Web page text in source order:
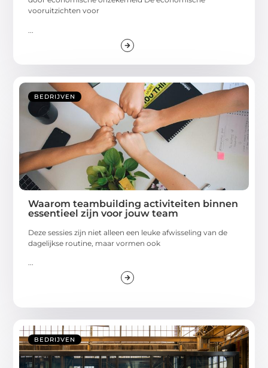
vooruitzichten voor
BEDRIJVEN
Waarom teambuilding activiteiten binnen
essentieel zijn voor jouw team
Deze sessies zijn niet alleen een leuke afwisseling van de
dagelijkse routine, maar vormen ook
...
BEDRIJVEN